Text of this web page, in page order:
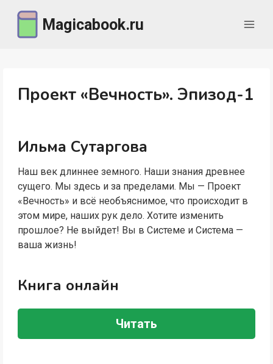
содержимому
Magicabook.ru
Проект «Вечность». Эпизод-1
Ильма Сутаргова
Наш век длиннее земного. Наши знания древнее
сущего. Мы здесь и за пределами. Мы — Проект
«Вечность» и всё необъяснимое, что происходит в
этом мире, наших рук дело. Хотите изменить
прошлое? Не выйдет! Вы в Системе и Система —
ваша жизнь!
Книга онлайн
Читать